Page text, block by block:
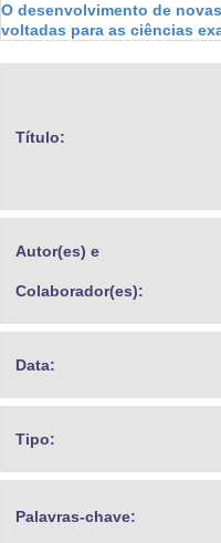
Advocacia-Geral da União
O desenvolvimento de
voltadas para as ciências
Título:
Autor(es) e
Colaborador(es):
Data:
Tipo:
Palavras-chave: